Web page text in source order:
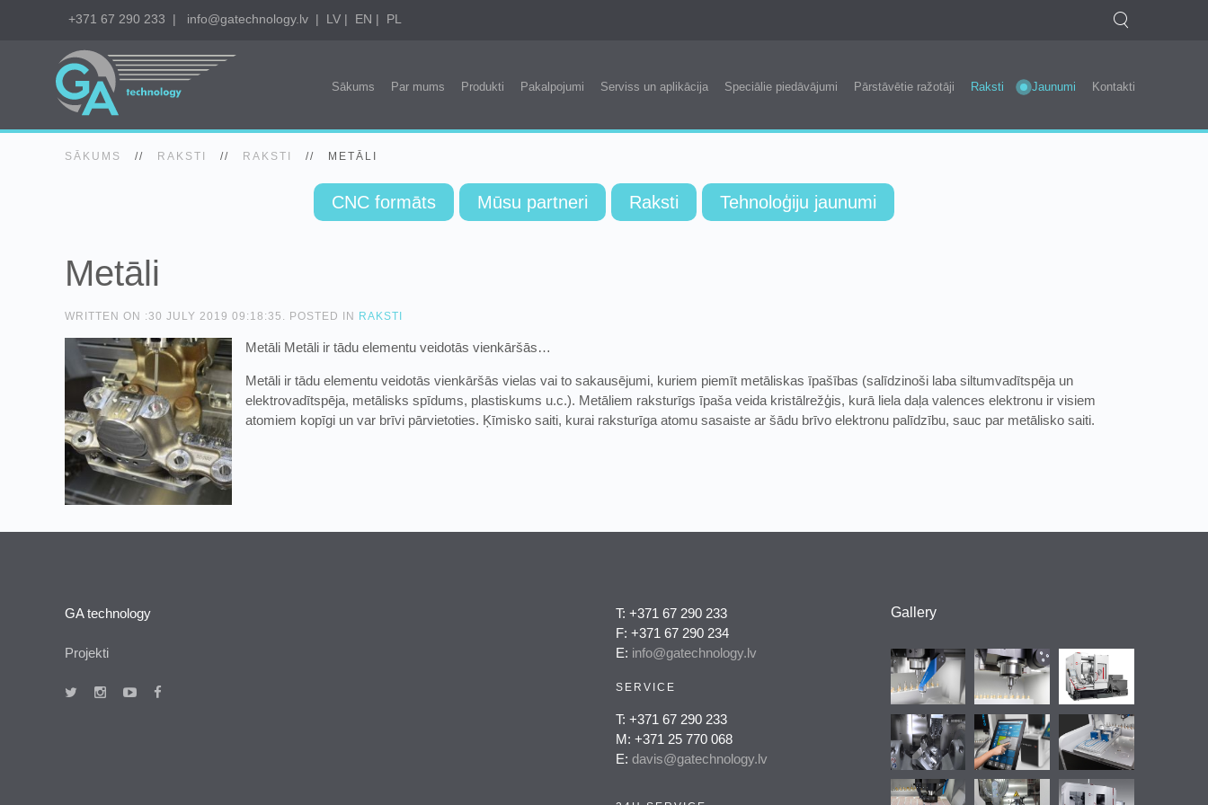
+371 67 290 233 | info@gatechnology.lv | LV | EN | PL
Sākums Par mums Produkti Pakalpojumi Serviss un aplikācija Speciālie piedāvājumi Pārstāvētie ražotāji Raksti Jaunumi Kontakti
SĀKUMS // RAKSTI // RAKSTI // METĀLI
CNC formāts Mūsu partneri Raksti Tehnoloģiju jaunumi
Metāli
WRITTEN ON :30 JULY 2019 09:18:35 . POSTED IN RAKSTI
Metāli Metāli ir tādu elementu veidotās vienkāršās…
Metāli ir tādu elementu veidotās vienkāršās vielas vai to sakausējumi, kuriem piemīt metāliskas īpašības (salīdzinoši laba siltumvadītspēja un
elektrovadītspēja, metālisks spīdums, plastiskums u.c.). Metāliem raksturīgs īpaša veida kristālrežģis, kurā liela daļa valences elektronu ir visiem
atomiem kopīgi un var brīvi pārvietoties. Ķīmisko saiti, kurai raksturīga atomu sasaiste ar šādu brīvo elektronu palīdzību, sauc par metālisko saiti.
GA technology
Projekti
T: +371 67 290 233
F: +371 67 290 234
E: info@gatechnology.lv
SERVICE
T: +371 67 290 233
M: +371 25 770 068
E: davis@gatechnology.lv
Gallery